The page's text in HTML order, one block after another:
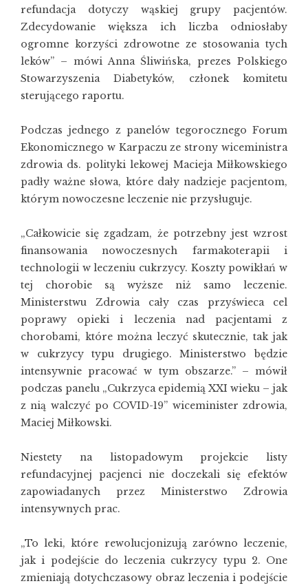
refundacja dotyczy wąskiej grupy pacjentów.
Zdecydowanie większa ich liczba odniosłaby
ogromne korzyści zdrowotne ze stosowania tych
leków” – mówi Anna Śliwińska, prezes Polskiego
Stowarzyszenia Diabetyków, członek komitetu
sterującego raportu.
Podczas jednego z panelów tegorocznego Forum
Ekonomicznego w Karpaczu ze strony wiceministra
zdrowia ds. polityki lekowej Macieja Miłkowskiego
padły ważne słowa, które dały nadzieje pacjentom,
którym nowoczesne leczenie nie przysługuje.
„Całkowicie się zgadzam, że potrzebny jest wzrost
finansowania nowoczesnych farmakoterapii i
technologii w leczeniu cukrzycy. Koszty powikłań w
tej chorobie są wyższe niż samo leczenie.
Ministerstwu Zdrowia cały czas przyświeca cel
poprawy opieki i leczenia nad pacjentami z
chorobami, które można leczyć skutecznie, tak jak
w cukrzycy typu drugiego. Ministerstwo będzie
intensywnie pracować w tym obszarze.” – mówił
podczas panelu „Cukrzyca epidemią XXI wieku – jak
z nią walczyć po COVID-19” wiceminister zdrowia,
Maciej Miłkowski.
Niestety na listopadowym projekcie listy
refundacyjnej pacjenci nie doczekali się efektów
zapowiadanych przez Ministerstwo Zdrowia
intensywnych prac.
„To leki, które rewolucjonizują zarówno leczenie,
jak i podejście do leczenia cukrzycy typu 2. One
zmieniają dotychczasowy obraz leczenia i podejście